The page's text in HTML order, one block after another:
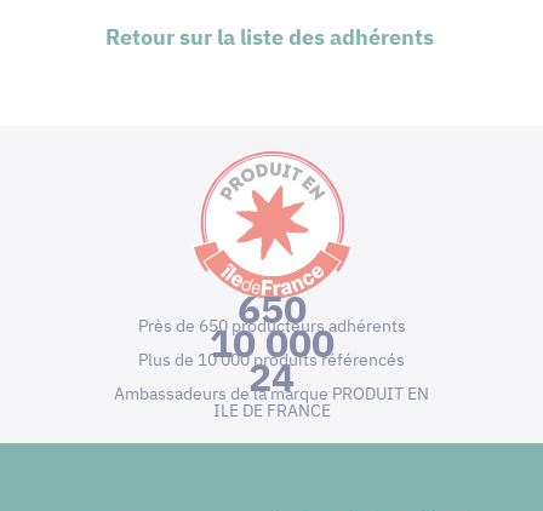
Retour sur la liste des adhérents
650
Près de 650 producteurs adhérents
10 000
Plus de 10 000 produits référencés
24
Ambassadeurs de la marque PRODUIT EN
ILE DE FRANCE